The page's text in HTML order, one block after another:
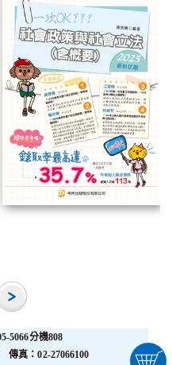
5066分機808
傳真：02-27066100